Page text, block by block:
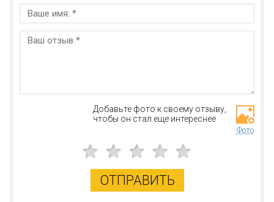
Добавьте фото к своему отзыву,
чтобы он стал еще интереснее
Фото
ОТПРАВИТЬ